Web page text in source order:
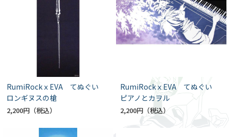
RumiRockｘEVA てぬぐい
ロンギヌスの槍
2,200円
RumiRockｘEVA てぬぐい
ピアノとカヲル
2,200円